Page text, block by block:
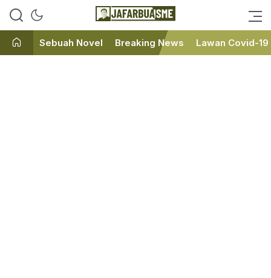
JafarBua
Ini bukan Media Online, Ini
Sebuah Novel Breaking News Lawan Covid-19